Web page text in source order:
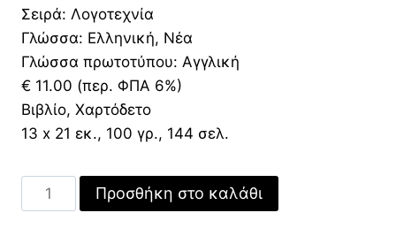
Σειρά: Λογοτεχνία
Γλώσσα: Ελληνική, Νέα
Γλώσσα πρωτοτύπου: Αγγλική
€ 11.00 (περ. ΦΠΑ 6%)
Βιβλίο, Χαρτόδετο
13 x 21 εκ., 100 γρ., 144 σελ.
διαμάντι
Προσθήκη στο καλάθι